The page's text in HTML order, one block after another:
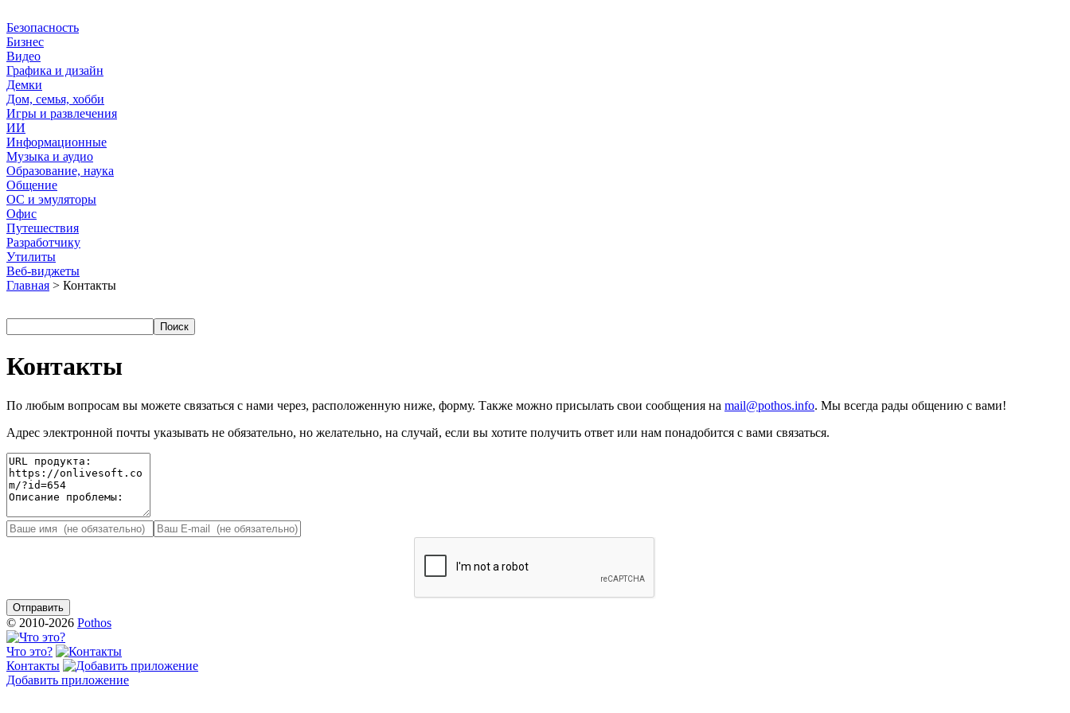
Безопасность
Бизнес
Видео
Графика и дизайн
Демки
Дом, семья, хобби
Игры и развлечения
ИИ
Информационные
Музыка и аудио
Образование, наука
Общение
ОС и эмуляторы
Офис
Путешествия
Разработчику
Утилиты
Веб-виджеты
Главная > Контакты
Контакты
По любым вопросам вы можете связаться с нами через, расположенную ниже, форму. Также можно присылать свои сообщения на mail@pothos.info. Мы всегда рады общению с вами!
Адрес электронной почты указывать не обязательно, но желательно, на случай, если вы хотите получить ответ или нам понадобится с вами связаться.
© 2010-2026 Pothos
Что это?
Контакты
Добавить приложение